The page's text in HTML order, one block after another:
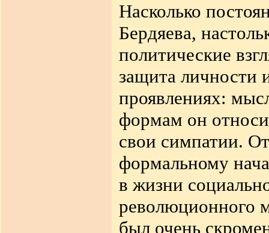
Насколько
Бердяева,
политические
защита
проявлениях:
формам он
свои симпатии.
формальному
в жизни
революционного
был очень